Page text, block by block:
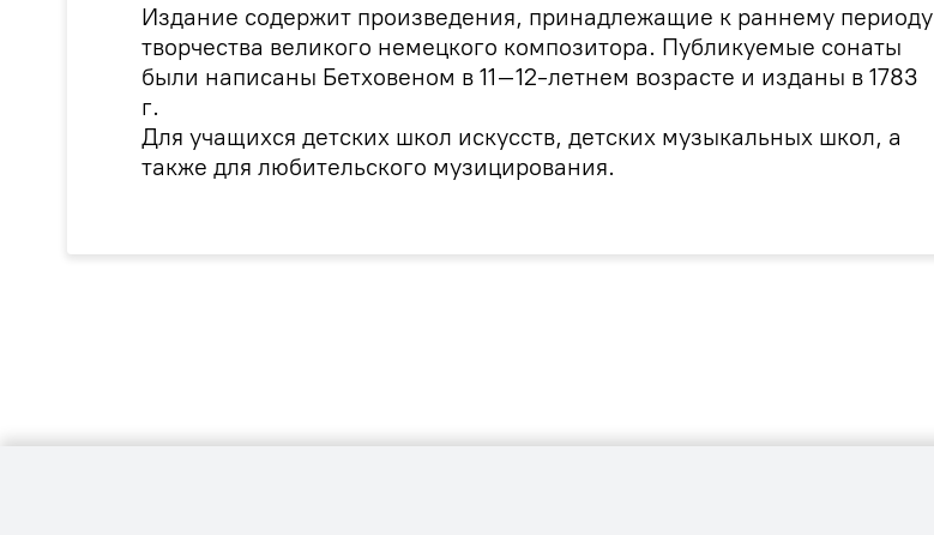
Издание содержит произведения, принадлежащие к раннему периоду
творчества великого немецкого композитора. Публикуемые сонаты
были написаны Бетховеном в 11–12-летнем возрасте и изданы в 1783
г.
Для учащихся детских школ искусств, детских музыкальных школ, а
также для любительского музицирования.